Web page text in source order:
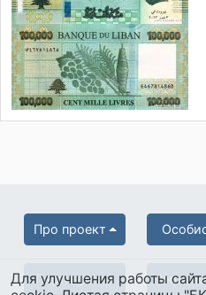
Про проект
Партнерам
Для улучшения работы